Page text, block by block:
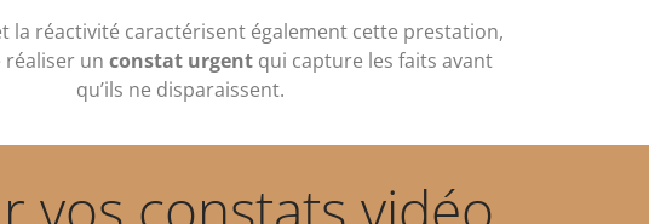
la réactivité caractérisent également cette prestation,
un constat urgent qui capture les faits avant
qu’ils ne disparaissent.